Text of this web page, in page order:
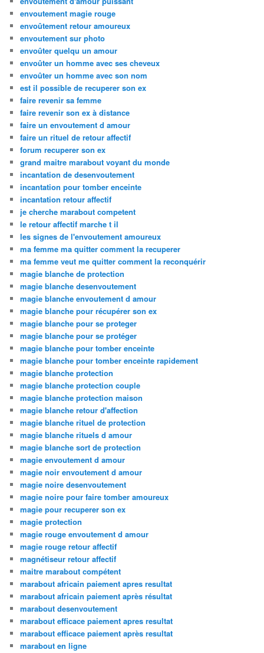
envoutement magie rouge
envoûtement retour amoureux
envoutement sur photo
envoûter quelqu un amour
envoûter un homme avec ses cheveux
envoûter un homme avec son nom
est il possible de recuperer son ex
faire revenir sa femme
faire revenir son ex à distance
faire un envoutement d amour
faire un rituel de retour affectif
forum recuperer son ex
grand maitre marabout voyant du monde
incantation de desenvoutement
incantation pour tomber enceinte
incantation retour affectif
je cherche marabout competent
le retour affectif marche t il
les signes de l'envoutement amoureux
ma femme ma quitter comment la recuperer
ma femme veut me quitter comment la reconquérir
magie blanche de protection
magie blanche desenvoutement
magie blanche envoutement d amour
magie blanche pour récupérer son ex
magie blanche pour se proteger
magie blanche pour se protéger
magie blanche pour tomber enceinte
magie blanche pour tomber enceinte rapidement
magie blanche protection
magie blanche protection couple
magie blanche protection maison
magie blanche retour d'affection
magie blanche rituel de protection
magie blanche rituels d amour
magie blanche sort de protection
magie envoutement d amour
magie noir envoutement d amour
magie noire desenvoutement
magie noire pour faire tomber amoureux
magie pour recuperer son ex
magie protection
magie rouge envoutement d amour
magie rouge retour affectif
magnétiseur retour affectif
maitre marabout compétent
marabout africain paiement apres resultat
marabout africain paiement après résultat
marabout desenvoutement
marabout efficace paiement apres resultat
marabout efficace paiement après resultat
marabout en ligne